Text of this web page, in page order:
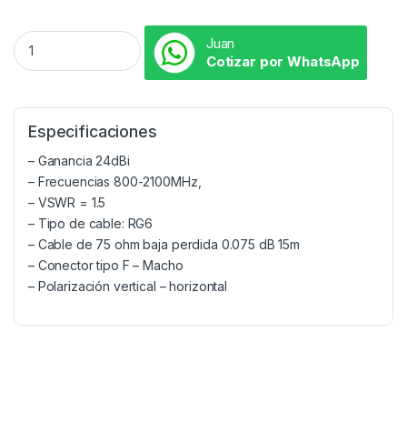
Juan
Cotizar por WhatsApp
Especificaciones
– Ganancia 24dBi
– Frecuencias 800-2100MHz,
– VSWR = 1.5
– Tipo de cable: RG6
– Cable de 75 ohm baja perdida 0.075 dB 15m
– Conector tipo F – Macho
– Polarización vertical – horizontal